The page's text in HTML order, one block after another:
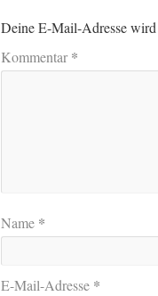
Deine E-Mail-Adresse
Kommentar*
Name *
E-Mail-Adresse *